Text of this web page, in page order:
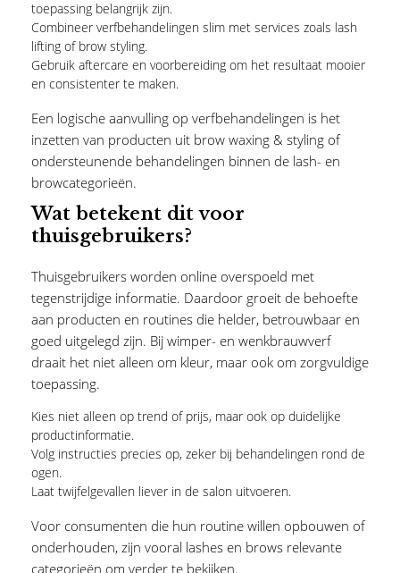
toepassing belangrijk zijn.
Combineer verfbehandelingen slim met services zoals lash
lifting of brow styling.
Gebruik aftercare en voorbereiding om het resultaat mooier
en consistenter te maken.
Een logische aanvulling op verfbehandelingen is het
inzetten van producten uit brow waxing & styling of
ondersteunende behandelingen binnen de lash- en
browcategorieën.
Wat betekent dit voor
thuisgebruikers?
Thuisgebruikers worden online overspoeld met
tegenstrijdige informatie. Daardoor groeit de behoefte
aan producten en routines die helder, betrouwbaar en
goed uitgelegd zijn. Bij wimper- en wenkbrauwverf
draait het niet alleen om kleur, maar ook om zorgvuldige
toepassing.
Kies niet alleen op trend of prijs, maar ook op duidelijke
productinformatie.
Volg instructies precies op, zeker bij behandelingen rond de
ogen.
Laat twijfelgevallen liever in de salon uitvoeren.
Voor consumenten die hun routine willen opbouwen of
onderhouden, zijn vooral lashes en brows relevante
categorieën om verder te bekijken.